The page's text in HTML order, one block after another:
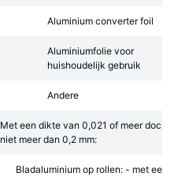
Aluminium converter foil
Aluminiumfolie voor
huishoudelijk gebruik
Andere
Met een dikte van 0,021 of meer doch
niet meer dan 0,2 mm:
Bladaluminium op rollen: - met een